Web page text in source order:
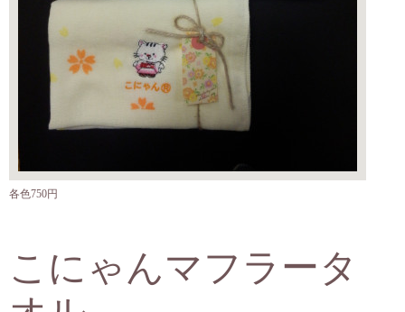
各色750円
こにゃんマフラータ